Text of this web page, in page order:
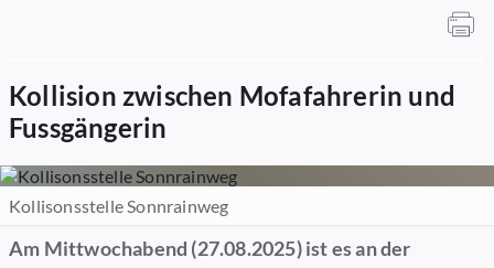
Kollision zwischen Mofafahrerin und
Fussgängerin
Kollisonsstelle Sonnrainweg
Am Mittwochabend (27.08.2025) ist es an der